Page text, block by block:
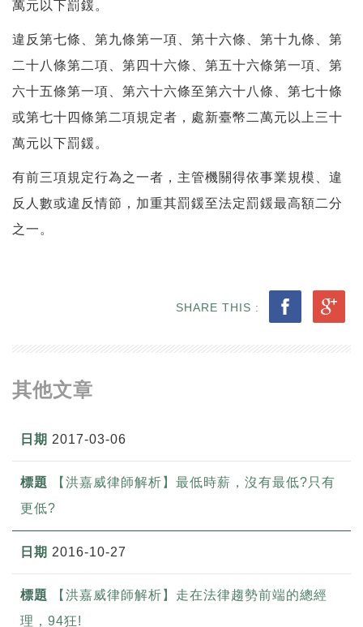
萬元以下罰鍰。
違反第七條、第九條第一項、第十六條、第十九條、第
二十八條第二項、第四十六條、第五十六條第一項、第
六十五條第一項、第六十六條至第六十八條、第七十條
或第七十四條第二項規定者，處新臺幣二萬元以上三十
萬元以下罰鍰。
有前三項規定行為之一者，主管機關得依事業規模、違
反人數或違反情節，加重其罰鍰至法定罰鍰最高額二分
之一。
SHARE THIS :
其他文章
2017-03-06
【洪嘉威律師解析】最低時薪，沒有最低?只有
更低?
2016-10-27
【洪嘉威律師解析】走在法律趨勢前端的總經
理，94狂!